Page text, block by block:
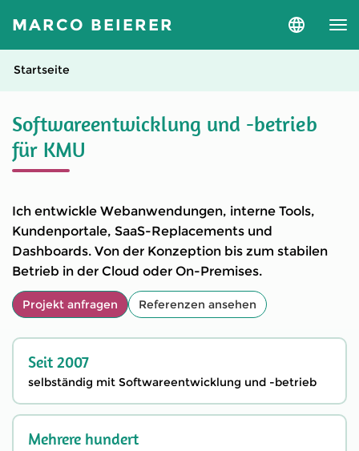
MARCO BEIERER
Sprache
Startseite
Softwareentwicklung und -betrieb
für KMU
Ich entwickle Webanwendungen, interne Tools,
Kundenportale, SaaS-Replacements und
Dashboards. Von der Konzeption bis zum stabilen
Betrieb in der Cloud oder On-Premises.
Projekt anfragen Referenzen ansehen
Seit 2007
selbständig mit Softwareentwicklung und -betrieb
Mehrere hundert